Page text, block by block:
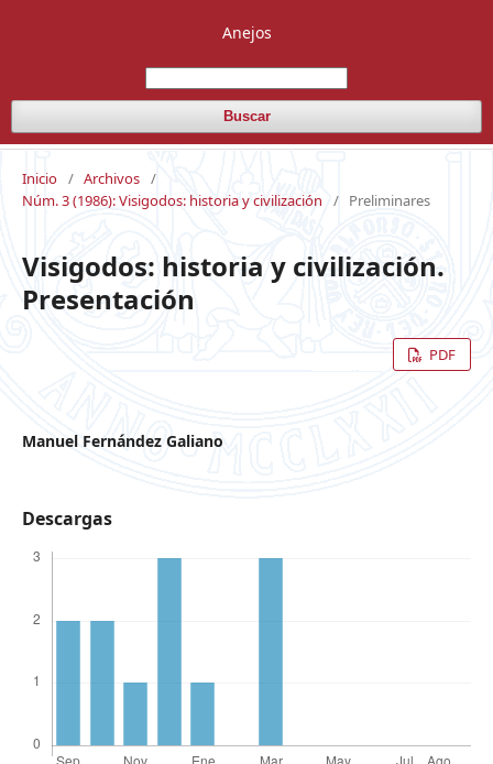
Anejos
Buscar
Inicio / Archivos /
Núm. 3 (1986): Visigodos: historia y civilización
/ Preliminares
Visigodos: historia y civilización.
Presentación
PDF
Manuel Fernández Galiano
Descargas